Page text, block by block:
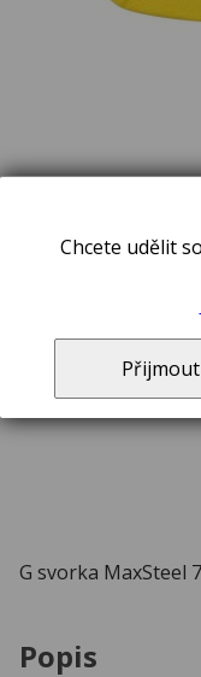
V ceně zboží jsou
G svorka MaxSteel
Popis
Chcete udělit
Přijmout